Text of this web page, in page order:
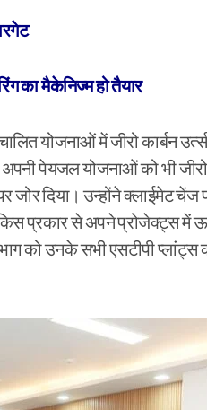
का मैकेनिज्म हो तैयार
योजनाओं में जीरो कार्बन
पेयजल योजनाओं को भी
जोर दिया। उन्होंने क्लाईमेट
प्रकार से अपने प्रोजेक्ट्स में
को उनके सभी एसटीपी प्लांट्स